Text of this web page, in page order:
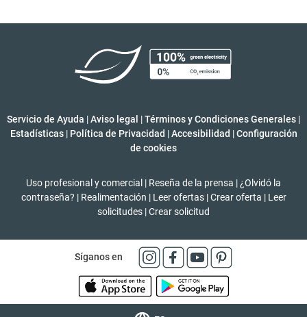
Servicio de Ayuda |Aviso legal |Términos y Condiciones Generales |
Estadísticas | Política de Privacidad | Accesibilidad | Configuración
de cookies
Uso profesional y comercial | Reseña de la prensa | ¿Olvidó la
contraseña? | Realimentación | Leer ofertas | Crear oferta | Leer
solicitudes |Crear solicitud
Síganos en